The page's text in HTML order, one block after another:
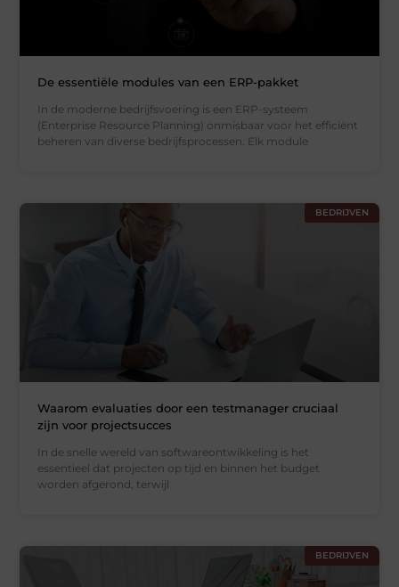
De essentiële modules van een ERP-pakket
In de moderne bedrijfsvoering is een ERP-systeem
(Enterprise Resource Planning) onmisbaar voor het efficiënt
beheren van diverse bedrijfsprocessen. Elk module
BEDRIJVEN
Waarom evaluaties door een testmanager cruciaal
zijn voor projectsucces
In de snelle wereld van softwareontwikkeling is het
essentieel dat projecten op tijd en binnen het budget
worden afgerond, terwijl
BEDRIJVEN